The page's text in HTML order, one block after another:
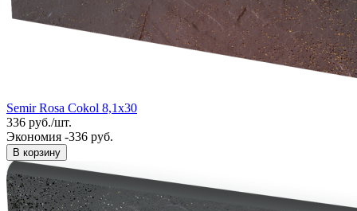
Semir Rosa Cokol 8,1x30
336 руб./шт.
Экономия -336 руб.
В корзину